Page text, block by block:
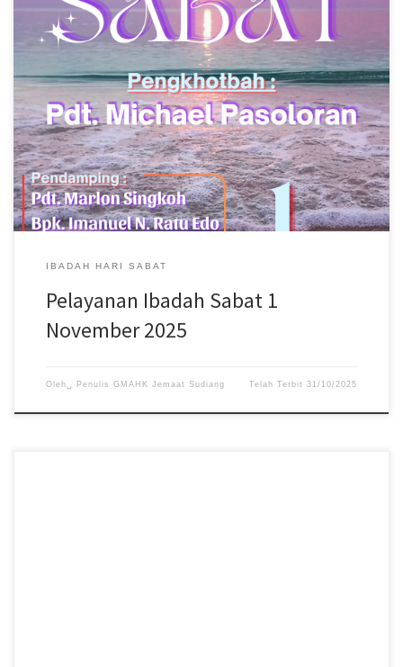
Pelayanan Ibadah Hari Sabat tanggal 1 November 2025, acara
dimulai pukul 08:30 WITA. #gmahksudiang #sabat
#gerejamasehiadventhariketujuh #jemaatsudiang
IBADAH HARI SABAT
Pelayanan Ibadah Sabat 1
November 2025
Oleh␣ Penulis GMAHK Jemaat Sudiang Telah Terbit31/10/2025